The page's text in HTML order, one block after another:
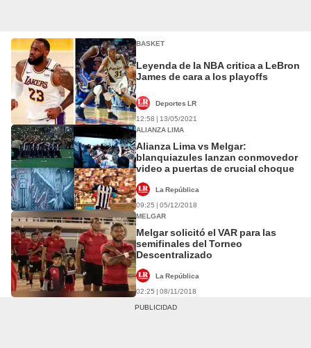
BASKET
Leyenda de la NBA critica a LeBron
James de cara a los playoffs
Deportes LR
12:58 | 13/05/2021
ALIANZA LIMA
Alianza Lima vs Melgar:
blanquiazules lanzan conmovedor
video a puertas de crucial choque
La República
09:25 | 05/12/2018
MELGAR
Melgar solicitó el VAR para las
semifinales del Torneo
Descentralizado
La República
02:25 | 08/11/2018